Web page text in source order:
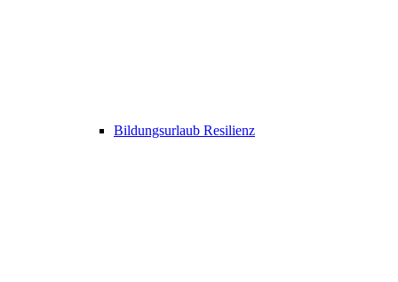
Bildungsurlaub Resilienz